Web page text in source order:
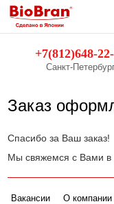
+7(812)648-
Санкт-
Заказ
Спасибо за Ваш заказ!
Мы свяжемся с Вами
Вакансии О компании